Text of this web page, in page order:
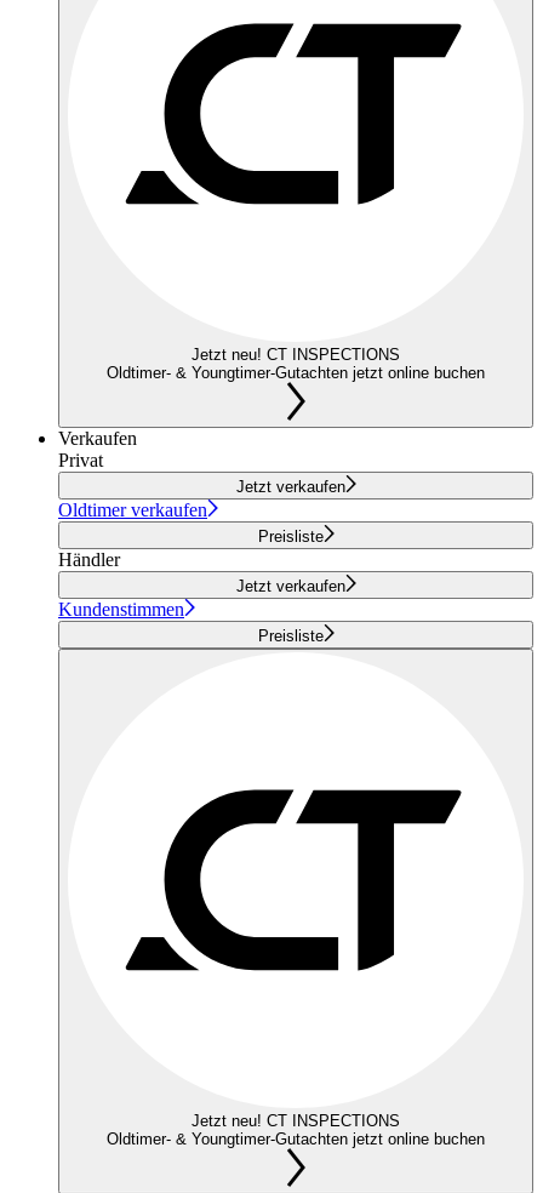
Jetzt neu! CT INSPECTIONS
Oldtimer- & Youngtimer-Gutachten jetzt online buchen
Verkaufen
Privat
Jetzt verkaufen
Oldtimer verkaufen
Preisliste
Händler
Jetzt verkaufen
Kundenstimmen
Preisliste
Jetzt neu! CT INSPECTIONS
Oldtimer- & Youngtimer-Gutachten jetzt online buchen